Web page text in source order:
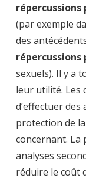
(par exemple
des
sexuels). Il y a
leur utilité. Les
d’effectuer
protection de
concernant. La
analyses
réduire le coût